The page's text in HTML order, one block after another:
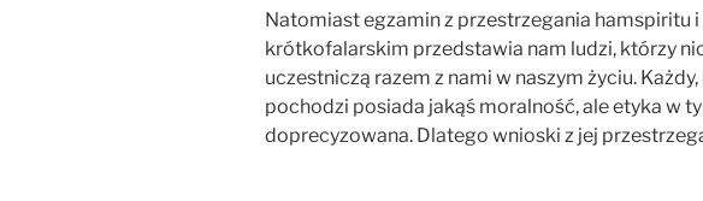
Natomiast egzamin z przestrzegania hamspiritu
krótkofalarskim przedstawia nam ludzi, którzy
uczestniczą razem z nami w naszym życiu.
pochodzi posiada jakąś moralność, ale etyka w
doprecyzowana. Dlatego wnioski z jej